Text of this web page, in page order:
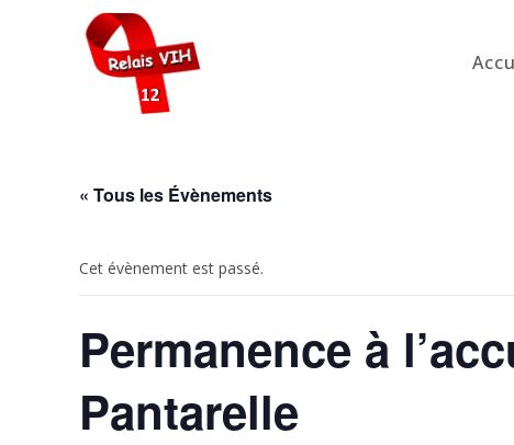
« Tous les Évènements
Cet évènement est passé.
Permanence à
Pantarelle